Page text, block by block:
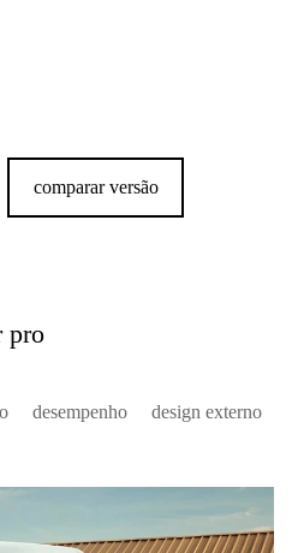
comparar versão
pro
desempenho design externo